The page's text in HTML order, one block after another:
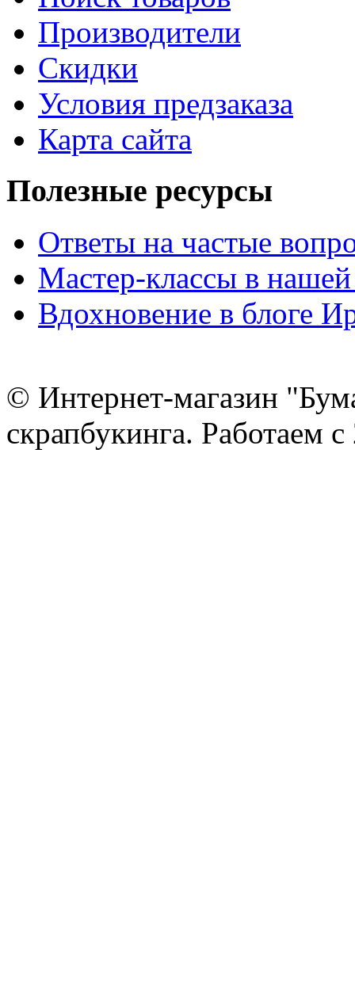
Производители
Скидки
Условия предзаказа
Карта сайта
Полезные ресурсы
Ответы на частые
Мастер-классы в нашей
Вдохновение в блоге
© Интернет-магазин
скрапбукинга. Работаем с